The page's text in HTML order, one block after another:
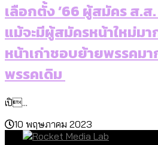
เลือกตั้ง ’66 ผู้สมัคร ส.ส
แม้จะมีผู้สมัครหน้าใหม่ม
หน้าเก่าชอบย้ายพรรคม
พรรคเดิม
เปิ...
10 พฤษภาคม 2023